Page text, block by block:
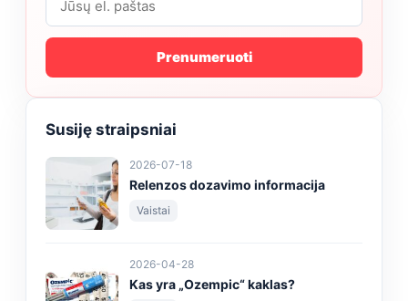
Prenumeruoti
Susiję straipsniai
2026-07-18
Relenzos dozavimo informacija
Vaistai
2026-04-28
Kas yra „Ozempic“ kaklas?